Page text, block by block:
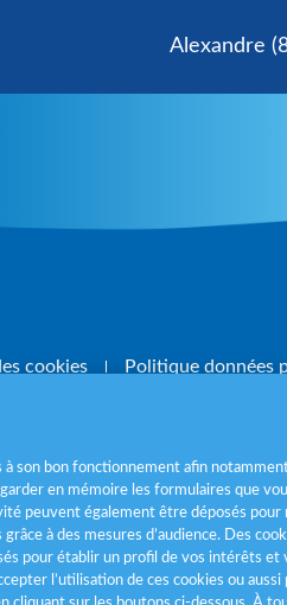
Alexandre
cookies Politique données
santé, mangez 5
son bon fonctionnement afin
en mémoire les formulaires que
peuvent également être déposés
à des mesures d’audience. Des
pour établir un profil de vos intérêts et
l’utilisation de ces cookies ou